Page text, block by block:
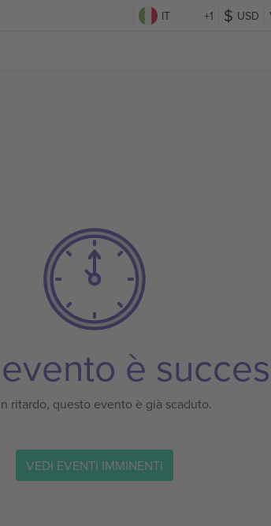
IT +1 USD
è
ritardo, questo evento è già scaduto.
VEDI EVENTI IMMINENTI